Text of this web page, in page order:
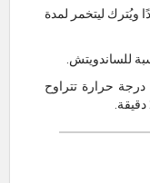
ويُترك ليتخمر لمدة
للساندويتش.
حرارة تتراوح